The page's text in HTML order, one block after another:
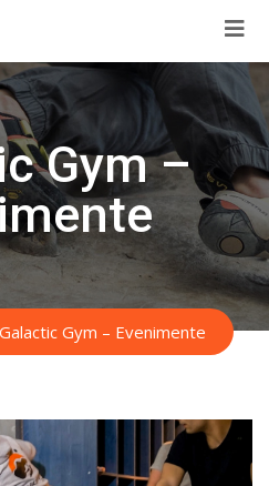
Gym –
Galactic Gym – Evenimente